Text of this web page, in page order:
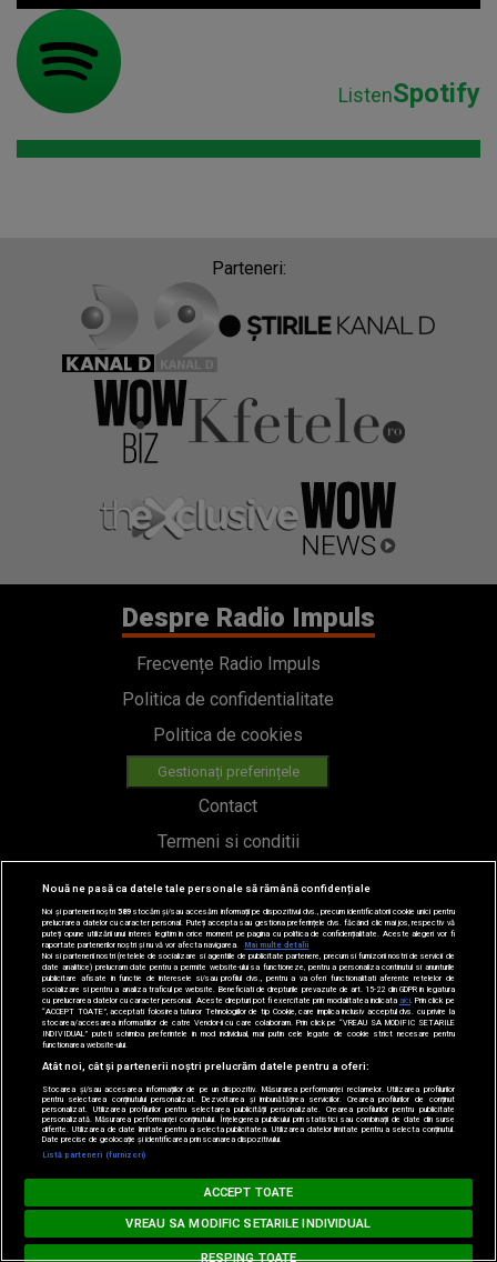
ListenSpotify
Parteneri:
Despre Radio Impuls
Frecvențe Radio Impuls
Politica de confidentialitate
Politica de cookies
Gestionați preferințele
Contact
Termeni si conditii
Regulamente
Categorii
Stiri
Emisiuni
Echipa
PODCAST
Concursuri
HOT40
Loading...
MUSIC NON STOP
#hitperepeat
Nouă ne pasă ca datele tale personale să rămână confidențiale
Noi și partenerii noștri589stocăm și/sau accesăm informații pe dispozitivul dvs., precum identificatorii cookie unici pentru
prelucrarea datelor cu caracter personal. Puteți accepta sau gestiona preferințele dvs. făcând clic mai jos, respectiv vă
puteți opune utilizării unui interes legitim în orice moment pe pagina cu politica de confidențialitate. Aceste alegeri vor fi
raportate partenerilor noștri și nu vă vor afecta navigarea.
Mai multe detalii
Noi si partenerii nostri (retelele de socializare si agentiile de publicitate partenere, precum si furnizorii nostri de servicii de
date analitice) prelucram date pentru a permite website-ului sa functioneze, pentru a personaliza continutul si anunturile
publicitare afisate in functie de interesele si/sau profilul dvs., pentru a va oferi functionalitati aferente retelelor de
socializare si pentru a analiza traficul pe website. Beneficiati de drepturile prevazute de art. 15-22 din GDPR in legatura
cu prelucrarea datelor cu caracter personal. Aceste drepturi pot fi exercitate prin modalitatea indicataaici . Prin click pe
“ACCEPT TOATE”, acceptati folosirea tuturor Tehnologiilor de tip Cookie, care implica inclusiv acceptul dvs. cu privire la
stocarea/accesarea informatiilor de catre Vendor-ii cu care colaboram. Prin click pe “VREAU SA MODIFIC SETARILE
INDIVIDUAL” puteti schimba preferintele in mod individual, mai putin cele legate de cookie strict necesare pentru
functionarea website-ului.
Atât noi, cât și partenerii noștri prelucrăm datele pentru a oferi:
Stocarea și/sau accesarea informațiilor de pe un dispozitiv. Măsurarea performanței reclamelor. Utilizarea profilurilor
pentru selectarea conținutului personalizat. Dezvoltarea și îmbunătățirea serviciilor. Crearea profilurilor de conținut
personalizat. Utilizarea profilurilor pentru selectarea publicității personalizate. Crearea profilurilor pentru publicitate
personalizată. Măsurarea performanței conținutului. Înțelegerea publicului prin statistici sau combinații de date din surse
diferite. Utilizarea de date limitate pentru a selecta publicitatea. Utilizarea datelor limitate pentru a selecta conținutul.
Date precise de geolocație și identificarea prin scanarea dispozitivului.
Listă parteneri (furnizori)
ACCEPT TOATE
RESPING TOATE
VREAU SA MODIFIC SETARILE INDIVIDUAL